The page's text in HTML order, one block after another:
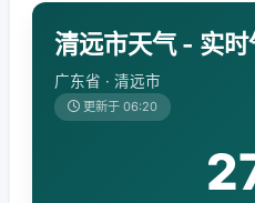
清远市天气 - 实
广东省 · 清远市
更新于 06:20